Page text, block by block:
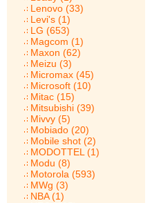
Lenovo (33)
Levi's (1)
LG (653)
Magcom (1)
Maxon (62)
Meizu (3)
Micromax (45)
Microsoft (10)
Mitac (15)
Mitsubishi (39)
Mivvy (5)
Mobiado (20)
Mobile shot (2)
MODOTTEL (1)
Modu (8)
Motorola (593)
MWg (3)
NBA (1)